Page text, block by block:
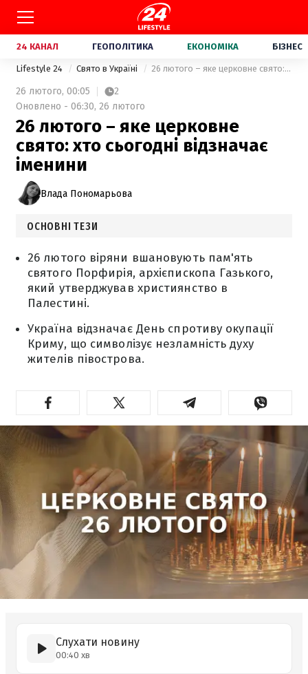
24 КАНАЛ ГЕОПОЛІТИКА ЕКОНОМІКА БІЗНЕС
Lifestyle 24 Свято в Україні 26 лютого – яке церковне свято: хто сьогодні відзначає іменини
26 лютого, 00:05
2
Оновлено - 06:30, 26 лютого
26 лютого – яке церковне
свято: хто сьогодні відзначає
іменини
Влада Пономарьова
ОСНОВНІ ТЕЗИ
26 лютого віряни вшановують пам'ять
святого Порфирія, архієпископа Газького,
який утверджував християнство в
Палестині.
Україна відзначає День спротиву окупації
Криму, що символізує незламність духу
жителів півострова.
Слухати новину
00:40 хв